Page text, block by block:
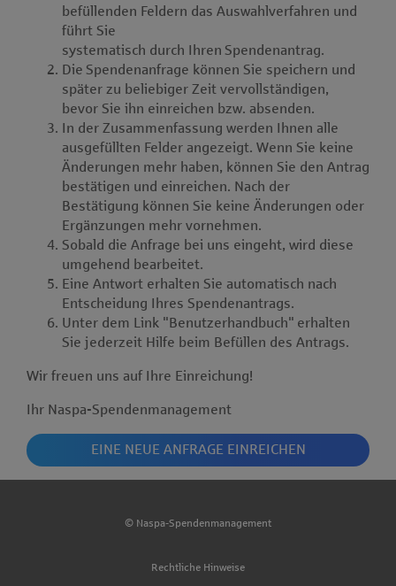
befüllenden Feldern das Auswahlverfahren und
führt Sie
systematisch durch Ihren Spendenantrag.
Die Spendenanfrage können Sie speichern und
später zu beliebiger Zeit vervollständigen,
bevor Sie ihn einreichen bzw. absenden.
In der Zusammenfassung werden Ihnen alle
ausgefüllten Felder angezeigt. Wenn Sie keine
Änderungen mehr haben, können Sie den Antrag
bestätigen und einreichen. Nach der
Bestätigung können Sie keine Änderungen oder
Ergänzungen mehr vornehmen.
Sobald die Anfrage bei uns eingeht, wird diese
umgehend bearbeitet.
Eine Antwort erhalten Sie automatisch nach
Entscheidung Ihres Spendenantrags.
Unter dem Link "Benutzerhandbuch" erhalten
Sie jederzeit Hilfe beim Befüllen des Antrags.
Wir freuen uns auf Ihre Einreichung!
Ihr Naspa-Spendenmanagement
EINE NEUE ANFRAGE EINREICHEN
© Naspa-Spendenmanagement
Rechtliche Hinweise